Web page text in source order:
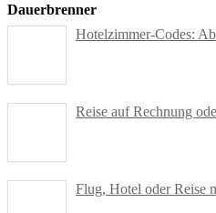
Dauerbrenner
Hotelzimmer-Codes:
Reise auf Rechnung
Flug, Hotel oder Reise